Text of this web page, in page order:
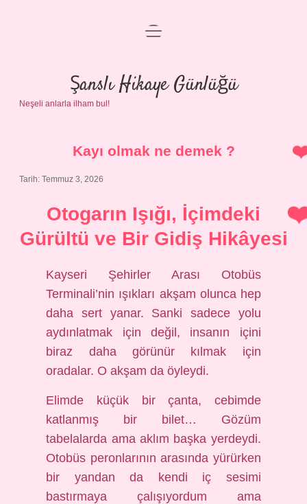
Anasayfa
Gizlilik Politikası
menüyü
Şanslı Hikaye Günlüğü
Neşeli anlarla ilham bul!
Kayı olmak ne demek ?
Tarih: Temmuz 3, 2026
Otogarın Işığı, İçimdeki
Gürültü ve Bir Gidiş Hikâyesi
Kayseri Şehirler Arası Otobüs
Terminali’nin ışıkları akşam olunca hep
daha sert yanar. Sanki sadece yolu
aydınlatmak için değil, insanın içini
biraz daha görünür kılmak için
oradalar. O akşam da öyleydi.
Elimde küçük bir çanta, cebimde
katlanmış bir bilet… Gözüm
tabelalarda ama aklım başka yerdeydi.
Otobüs peronlarının arasında yürürken
bir yandan da kendi iç sesimi
bastırmaya çalışıyordum ama